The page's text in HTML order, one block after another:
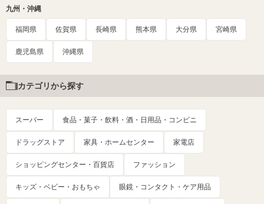
九州・沖縄
福岡県 佐賀県 長崎県 熊本県 大分県 宮崎県
鹿児島県 沖縄県
カテゴリから探す
スーパー 食品・菓子・飲料・酒・日用品・コンビニ
ドラッグストア 家具・ホームセンター 家電店
ショッピングセンター・百貨店 ファッション
キッズ・ベビー・おもちゃ 眼鏡・コンタクト・ケア用品